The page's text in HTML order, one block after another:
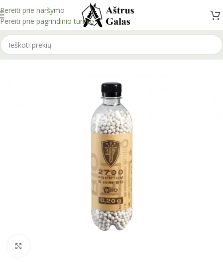
Pereiti prie naršymo
Pereiti prie pagrindinio turinio